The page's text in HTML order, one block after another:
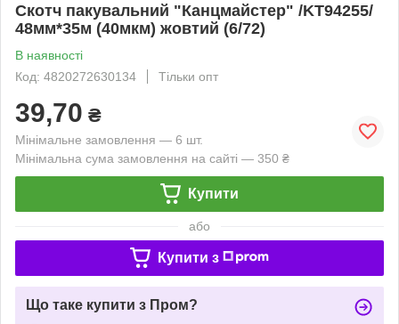
Скотч пакувальний "Канцмайстер" /KT94255/
48мм*35м (40мкм) жовтий (6/72)
В наявності
Код: 4820272630134
Тільки опт
39,70 ₴
Мінімальне замовлення — 6 шт.
Мінімальна сума замовлення на сайті — 350 ₴
Купити
або
Купити з
Що таке купити з Пром?